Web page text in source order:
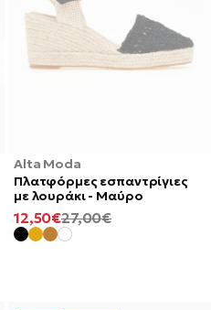
Alta Moda
Πλατφόρμες εσπαντρίγιες
με λουράκι - Μαύρο
ΚΑΝΟΝΙΚΉ
27,00€
ΕΛΆΧΙΣΤΗ
ΤΙΜΉ
12,50€